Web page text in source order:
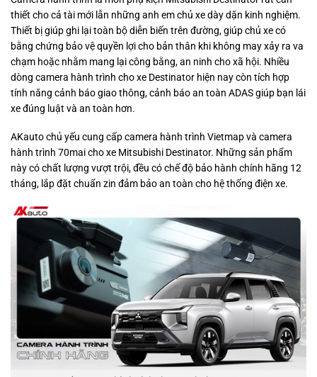
thiết cho cả tài mới lẫn những anh em chủ xe dày dặn kinh nghiệm.
Thiết bị giúp ghi lại toàn bộ diễn biến trên đường, giúp chủ xe có
bằng chứng bảo vệ quyền lợi cho bản thân khi không may xảy ra va
chạm hoặc nhằm mang lại công bằng, an ninh cho xã hội. Nhiều
dòng camera hành trình cho xe Destinator hiện nay còn tích hợp
tính năng cảnh báo giao thông, cảnh báo an toàn ADAS giúp bạn lái
xe đúng luật và an toàn hơn.
AKauto chủ yếu cung cấp camera hành trình Vietmap và camera
hành trình 70mai cho xe Mitsubishi Destinator. Những sản phẩm
này có chất lượng vượt trội, đều có chế độ bảo hành chính hãng 12
tháng, lắp đặt chuẩn zin đảm bảo an toàn cho hệ thống điện xe.